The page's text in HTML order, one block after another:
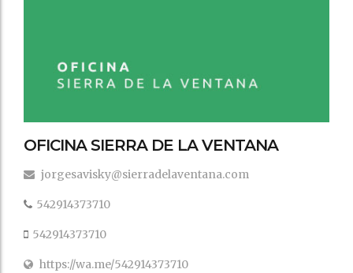
OFICINA SIERRA DE LA VENTANA
jorgesavisky@sierradelaventana.com
542914373710
542914373710
https://wa.me/542914373710